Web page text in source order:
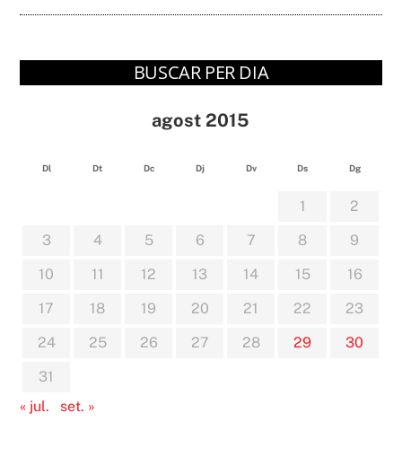
BUSCAR PER DIA
agost 2015
Dl Dt Dc Dj Dv Ds Dg
1
2
3
4 5 6 7 8
9
10
11 12 13 14 15
16
17
18 19 20 21 22
23
24
25 26 27 28 29
30
31
« jul.
set. »